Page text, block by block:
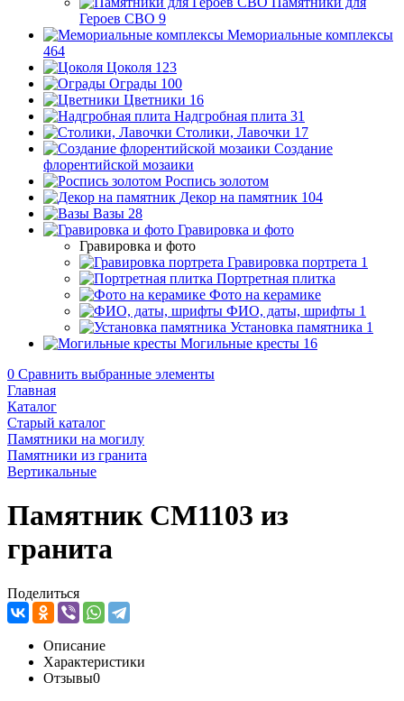
Героев СВО 9
Мемориальные комплексы
464
Цоколя 123
Ограды 100
Цветники 16
Надгробная плита 31
Столики, Лавочки 17
Создание
флорентийской мозаики
Роспись золотом
Декор на памятник 104
Вазы 28
Гравировка и фото
Гравировка и фото
Гравировка портрета 1
Портретная плитка
Фото на керамике
ФИО, даты, шрифты 1
Установка памятника 1
Могильные кресты 16
0 Сравнить выбранные элементы
Главная
Каталог
Старый каталог
Памятники на могилу
Памятники из гранита
Вертикальные
Памятник CM1103 из
гранита
Поделиться
Описание
Характеристики
Отзывы0